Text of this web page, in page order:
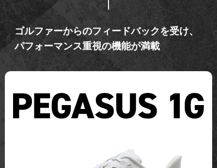
ゴルファーからのフィードバックを受け、
パフォーマンス重視の機能が満載